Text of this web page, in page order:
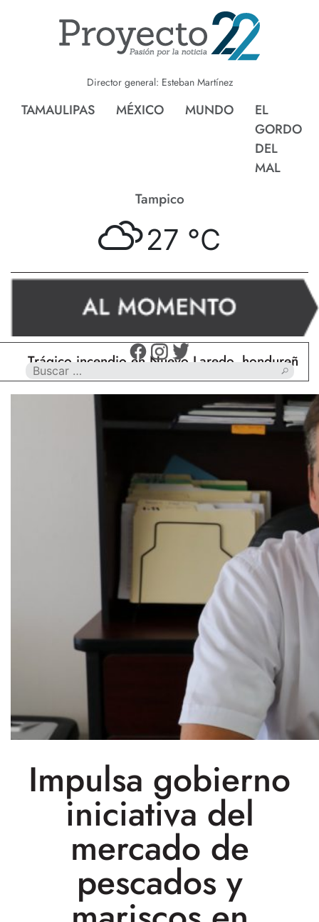
Director general: Esteban Martínez
TAMAULIPAS MÉXICO MUNDO
EL
GORDO
DEL
MAL
Tampico
27 °C
incendio en Nuevo Laredo, hondureño muere
Impulsa gobierno
iniciativa del
mercado de
pescados y